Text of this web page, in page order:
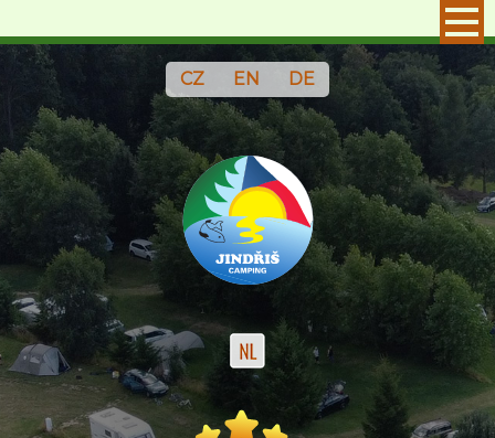
CZ EN DE